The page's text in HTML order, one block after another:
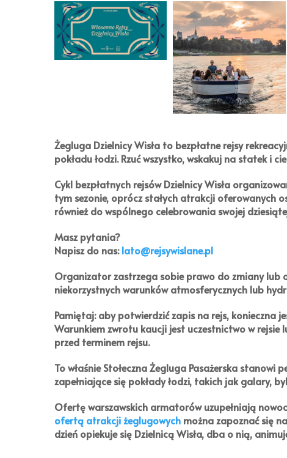
Żegluga Dzielnicy Wisła to bezpłatne rejsy
pokładu łodzi. Rzuć wszystko, wskakuj na statek i
Cykl bezpłatnych rejsówDzielnicy Wisła
tym sezonie, oprócz stałych atrakcji oferowanych
również do wspólnego celebrowania swojej
Masz pytania?
Napisz do nas:lato@rejsywislane.pl
Organizator zastrzega sobie prawo do zmiany lub
niekorzystnych warunków atmosferycznych lub
Pamiętaj:aby potwierdzić zapis na rejs, konieczna
Warunkiem zwrotu kaucji jest uczestnictwo w rejsie
przed terminem rejsu.
To właśnie Stołeczna Żegluga Pasażerska stanowi
zapełniające się pokłady łodzi, takich jak galary,
Ofertę warszawskich armatorów uzupełniają
ofertą atrakcji żeglugowych można zapoznać się
dzień opiekuje się Dzielnicą Wisła, dba o nią,